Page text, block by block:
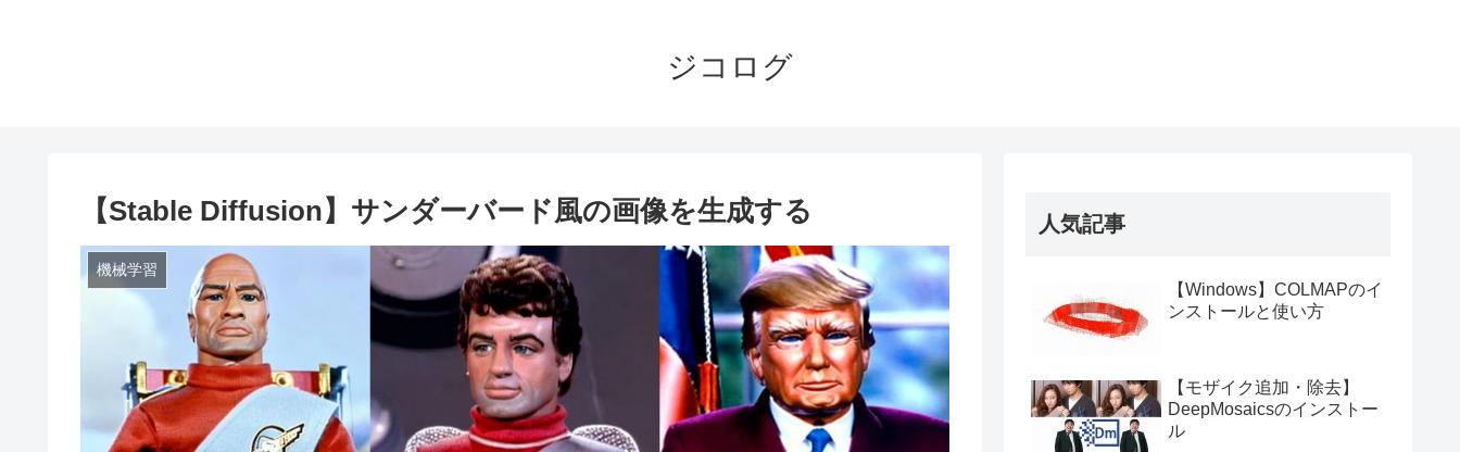
ジコログ
【Stable Diffusion】サンダーバード風の画像を生成する
機械学習
人気記事
【Windows】COLMAPのイ
ンストールと使い方
【モザイク追加・除去】
DeepMosaicsのインストー
ル